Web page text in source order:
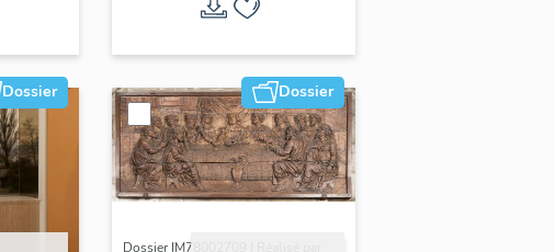
Dossier Dossier
Dossier IM78002709 | Réalisé par